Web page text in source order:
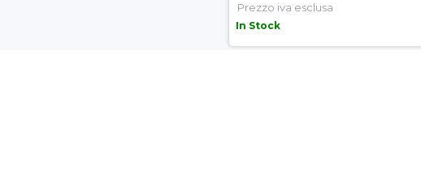
Prezzo iva esclusa
In Stock